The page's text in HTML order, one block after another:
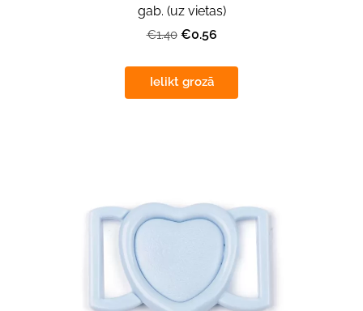
gab. (uz vietas)
€1.40 €0.56
Ielikt grozā